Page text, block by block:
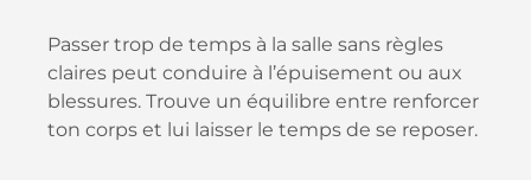
Passer trop de temps à la salle sans règles
claires peut conduire à l’épuisement ou aux
blessures. Trouve un équilibre entre renforcer
ton corps et lui laisser le temps de se reposer.